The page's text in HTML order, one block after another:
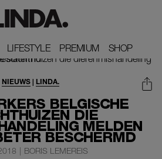
LIFESTYLE
LIFESTYLE PREMIUM
PREMIUM SHOP
SHOP
BELGISCHE
DIE
MELDEN
BESCHERMD
NIEUWS | LINDA.
| BORIS LEMEREIS